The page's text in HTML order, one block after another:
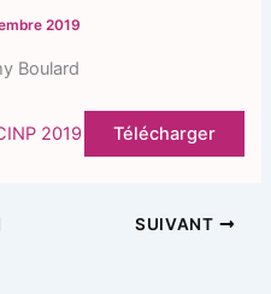
2019
Boulard
2019 Télécharger
SUIVANT